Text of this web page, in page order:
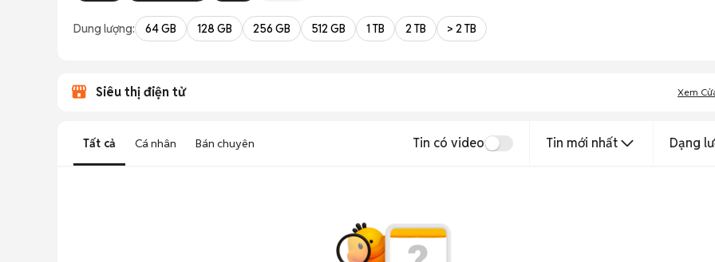
Dung lượng: 64 GB 128 GB 256 GB 512 GB 1 TB 2 TB > 2 TB
Siêu thị điện tử Xem
Tất cả Cá nhân Bán chuyên Tin có video Tin mới nhất Dạng